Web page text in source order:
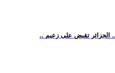
الجزائر تقبض على زعيم